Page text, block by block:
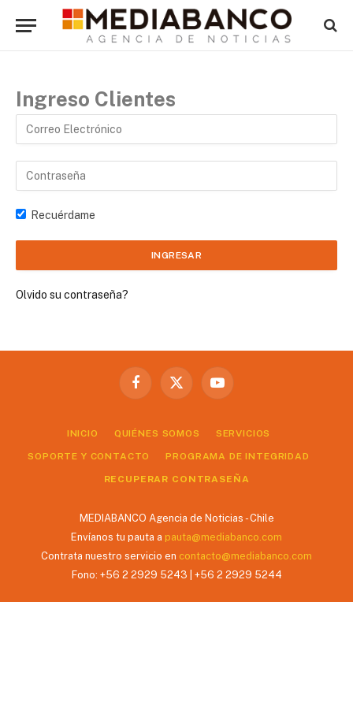
Ingreso Clientes
Recuérdame
Olvido su contraseña?
Facebook
X
YouTube
INICIO QUIÉNES SOMOS SERVICIOS
SOPORTE Y CONTACTO PROGRAMA DE INTEGRIDAD
RECUPERAR CONTRASEÑA
MEDIABANCO Agencia de Noticias - Chile
Envíanos tu pauta a pauta@mediabanco.com
Contrata nuestro servicio en contacto@mediabanco.com
Fono: +56 2 2929 5243 | +56 2 2929 5244